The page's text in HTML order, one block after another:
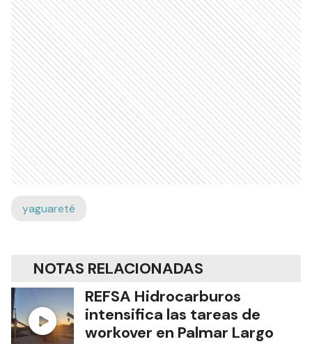
yaguareté
NOTAS RELACIONADAS
REFSA Hidrocarburos
intensifica las tareas de
workover en Palmar Largo